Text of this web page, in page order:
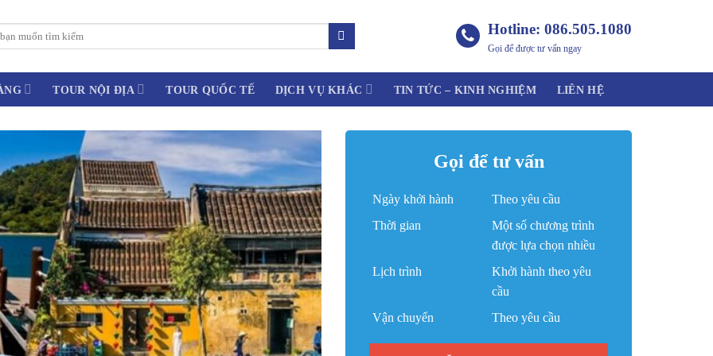
Hotline: 086.505.1080
Gọi để được tư vấn ngay
TOUR NỘI ĐỊA TOUR QUỐC TẾ DỊCH VỤ KHÁC TIN TỨC – KINH NGHIỆM LIÊN HỆ
Gọi để tư vấn
Ngày khởi hành
Theo yêu cầu
Thời gian
Một số chương trình
được lựa chọn nhiều
Lịch trình
Khởi hành theo yêu
cầu
Vận chuyển
Theo yêu cầu